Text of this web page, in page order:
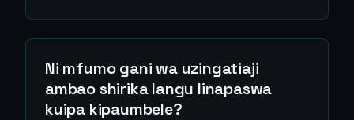
Ni mfumo gani wa uzingatiaji
ambao shirika langu linapaswa
kuipa kipaumbele?